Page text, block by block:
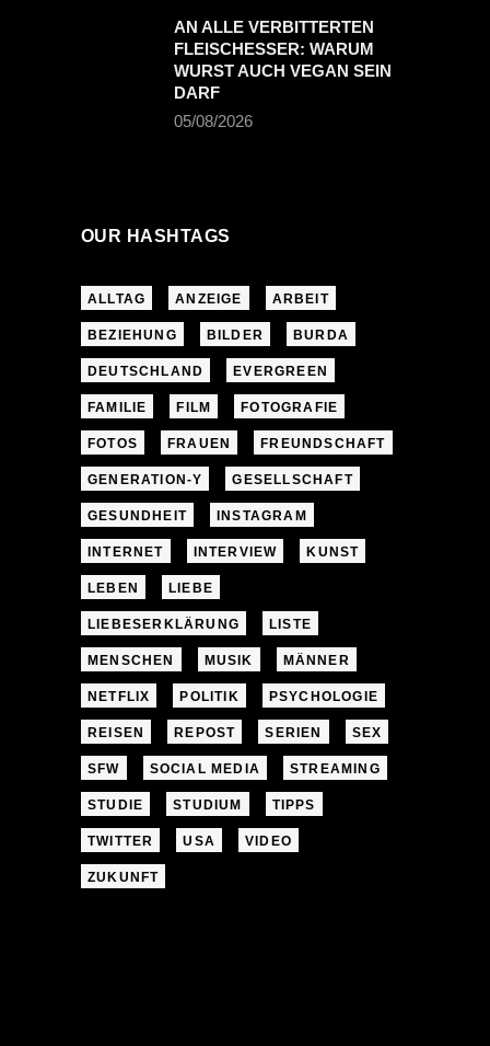
AN ALLE VERBITTERTEN
FLEISCHESSER: WARUM
WURST AUCH VEGAN SEIN
DARF
05/08/2026
OUR HASHTAGS
ALLTAG ANZEIGE ARBEIT
BEZIEHUNG BILDER BURDA
DEUTSCHLAND EVERGREEN
FAMILIE FILM FOTOGRAFIE
FOTOS FRAUEN FREUNDSCHAFT
GENERATION-Y GESELLSCHAFT
GESUNDHEIT INSTAGRAM
INTERNET INTERVIEW KUNST
LEBEN LIEBE
LIEBESERKLÄRUNG LISTE
MENSCHEN MUSIK MÄNNER
NETFLIX POLITIK PSYCHOLOGIE
REISEN REPOST SERIEN SEX
SFW SOCIAL MEDIA STREAMING
STUDIE STUDIUM TIPPS
TWITTER USA VIDEO
ZUKUNFT